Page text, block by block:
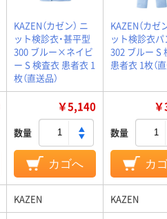
KAZEN（カゼン） ニ
ット検診衣・甚平型
300 ブルー×ネイビ
ー S 検査衣 患者衣 1
枚（直送品）
KAZEN（カゼ
ット検診衣パ
302 ブルー S
患者衣 1枚（
￥5,140
数量
カゴへ
数量
カ
KAZEN KAZEN